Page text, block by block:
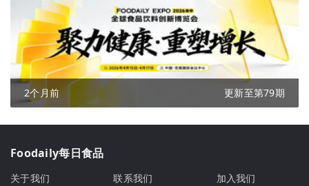
2个月前 更新至第79期
Foodaily每日食品
关于我们 联系我们
加入我们